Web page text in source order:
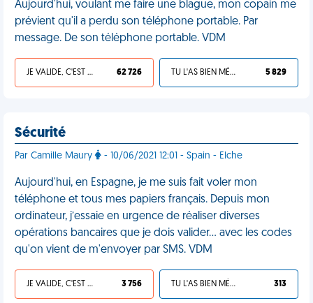
Aujourd'hui, voulant me faire une blague, mon copain me
prévient qu'il a perdu son téléphone portable. Par
message. De son téléphone portable. VDM
JE VALIDE, C'EST UNE VDM 62 726 TU L'AS BIEN MÉRITÉ 5 829
Sécurité
Par Camille Maury - 10/06/2021 12:01 - Spain - Elche
Aujourd'hui, en Espagne, je me suis fait voler mon
téléphone et tous mes papiers français. Depuis mon
ordinateur, j’essaie en urgence de réaliser diverses
opérations bancaires que je dois valider… avec les codes
qu'on vient de m'envoyer par SMS. VDM
JE VALIDE, C'EST UNE VDM 3 756 TU L'AS BIEN MÉRITÉ 313